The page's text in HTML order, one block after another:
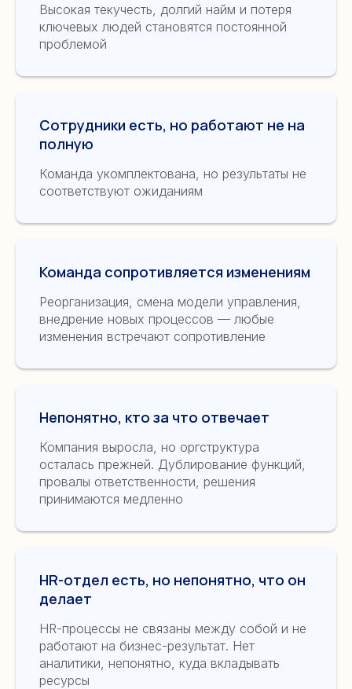
Высокая текучесть, долгий найм и потеря
ключевых людей становятся постоянной
проблемой
Сотрудники есть, но работают не на
полную
Команда укомплектована, но результаты не
соответствуют ожиданиям
Команда сопротивляется изменениям
Реорганизация, смена модели управления,
внедрение новых процессов — любые
изменения встречают сопротивление
Непонятно, кто за что отвечает
Компания выросла, но оргструктура
осталась прежней. Дублирование функций,
провалы ответственности, решения
принимаются медленно
HR-отдел есть, но непонятно, что он
делает
HR-процессы не связаны между собой и не
работают на бизнес-результат. Нет
аналитики, непонятно, куда вкладывать
ресурсы